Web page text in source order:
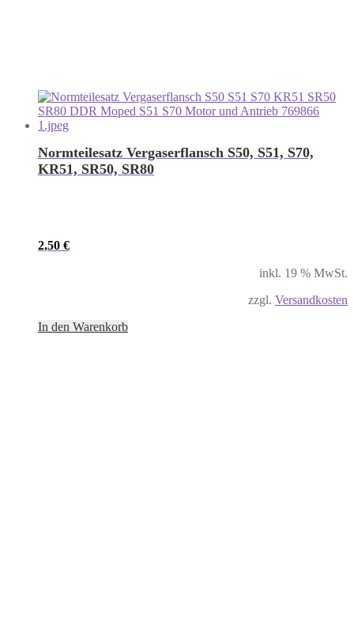
Normteilesatz Vergaserflansch S50, S51, S70,
KR51, SR50, SR80
2,50 €
inkl. 19 % MwSt.
zzgl. Versandkosten
In den Warenkorb